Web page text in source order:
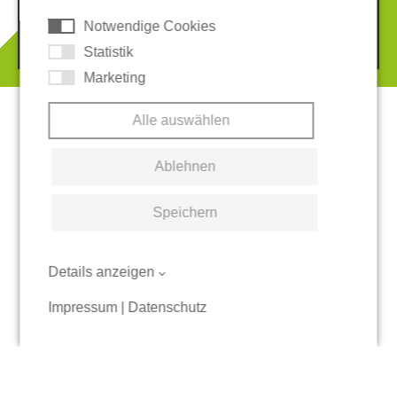
© 2026 REGUPOL Germany GmbH & Co. KG
Notwendige Cookies
Statistik
Marketing
Alle auswählen
Ablehnen
Speichern
Details anzeigen
Impressum Datenschutz